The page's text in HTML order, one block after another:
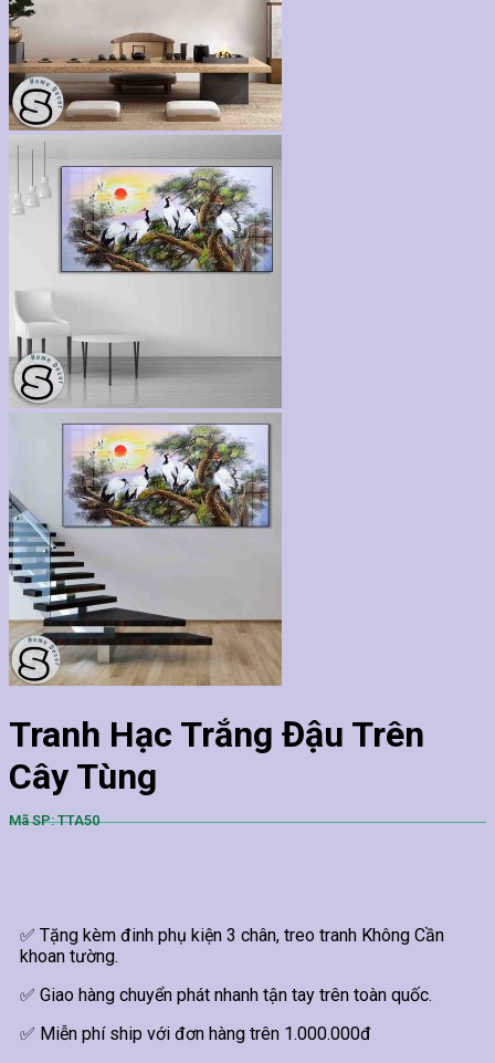
Tranh Hạc Trắng Đậu Trên
Cây Tùng
Mã SP: TTA50
✅ Tặng kèm đinh phụ kiện 3 chân, treo tranh Không Cần
khoan tường.
✅ Giao hàng chuyển phát nhanh tận tay trên toàn quốc.
✅ Miễn phí ship với đơn hàng trên 1.000.000đ